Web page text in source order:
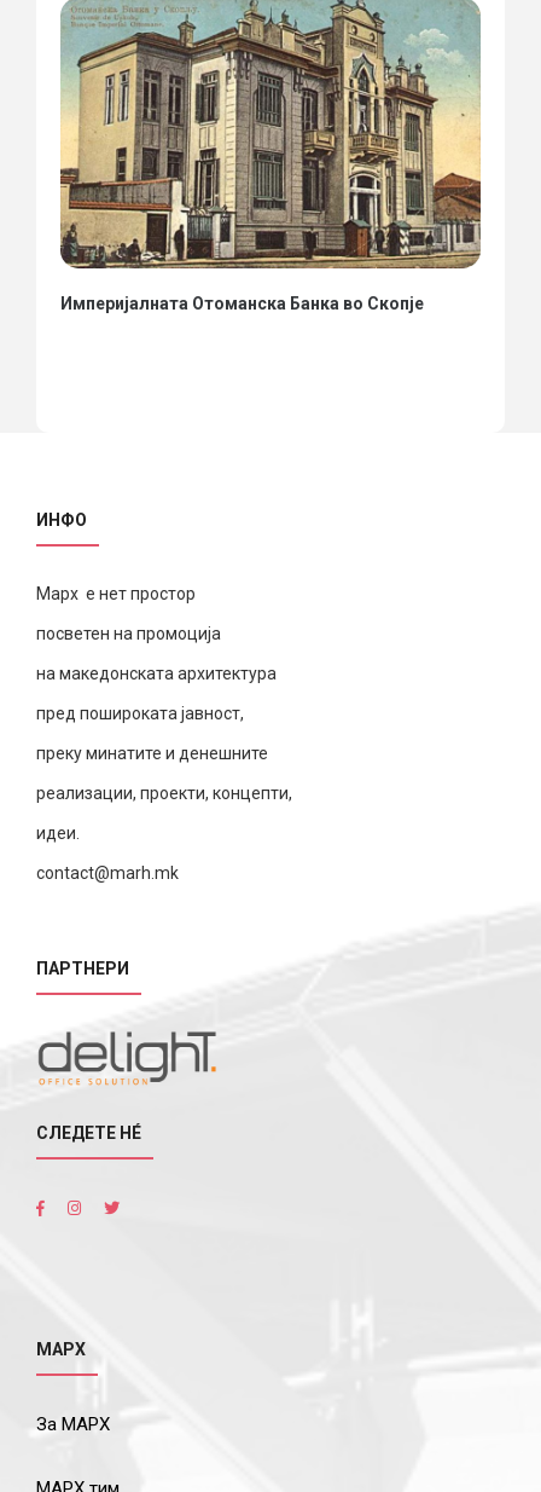
Империјалната Отоманска Банка во Скопје
ИНФО
Марх е нет простор
посветен на промоција
на македонската архитектура
пред пошироката јавност,
преку минатите и денешните
реализации, проекти, концепти,
идеи.
contact@marh.mk
ПАРТНЕРИ
СЛЕДЕТЕ НÉ
МАРХ
За МАРХ